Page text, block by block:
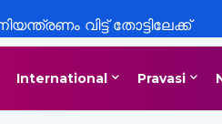
വിട്ട് തോട്ടിലേക്ക്
സ്വദേശിയായ
International Pravasi